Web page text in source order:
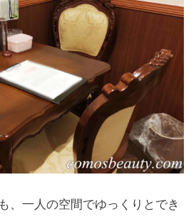
、一人の空間でゆっくりとでき